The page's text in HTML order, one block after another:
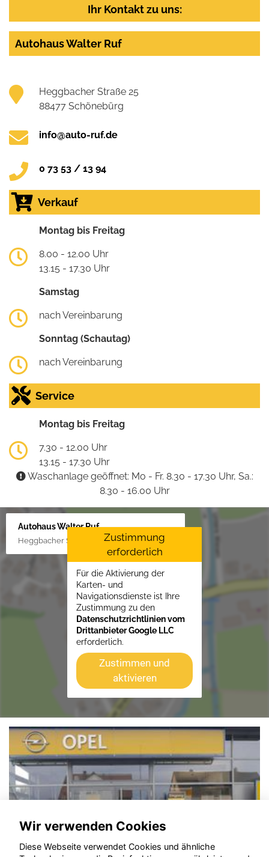
Ihr Kontakt zu uns:
Autohaus Walter Ruf
Heggbacher Straße 25
88477 Schönebürg
info@auto-ruf.de
0 73 53 / 13 94
Verkauf
Montag bis Freitag
8.00 - 12.00 Uhr
13.15 - 17.30 Uhr
Samstag
nach Vereinbarung
Sonntag (Schautag)
nach Vereinbarung
Service
Montag bis Freitag
7.30 - 12.00 Uhr
13.15 - 17.30 Uhr
Waschanlage geöffnet: Mo - Fr. 8.30 - 17.30 Uhr, Sa.:
8.30 - 16.00 Uhr
Autohaus Walter Ruf
Heggbacher Straße 25, 88477 Schönebürg
Zustimmung
erforderlich
Für die Aktivierung der
Karten- und
Navigationsdienste ist Ihre
Zustimmung zu den
Datenschutzrichtlinien vom
Drittanbieter Google LLC
erforderlich.
Zustimmen und
aktivieren
Wir verwenden Cookies
Diese Webseite verwendet Cookies und ähnliche